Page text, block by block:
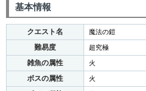
基本情報
クエスト名 魔法の鎧
難易度 超究極
雑魚の属性 火
ボスの属性 火